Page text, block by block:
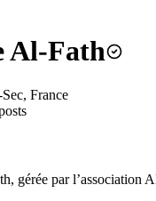
Al-Fath
France
gérée par l’association